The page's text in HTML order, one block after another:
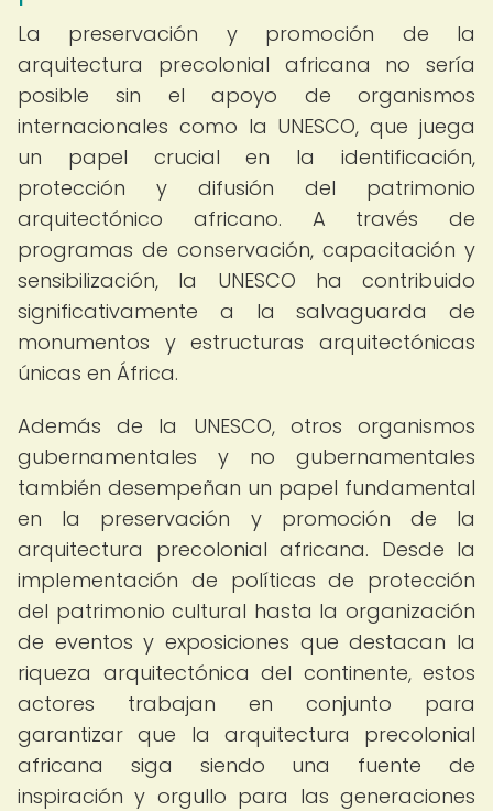
La preservación y promoción de la
arquitectura precolonial africana no sería
posible sin el apoyo de organismos
internacionales como la UNESCO, que juega
un papel crucial en la identificación,
protección y difusión del patrimonio
arquitectónico africano. A través de
programas de conservación, capacitación y
sensibilización, la UNESCO ha contribuido
significativamente a la salvaguarda de
monumentos y estructuras arquitectónicas
únicas en África.
Además de la UNESCO, otros organismos
gubernamentales y no gubernamentales
también desempeñan un papel fundamental
en la preservación y promoción de la
arquitectura precolonial africana. Desde la
implementación de políticas de protección
del patrimonio cultural hasta la organización
de eventos y exposiciones que destacan la
riqueza arquitectónica del continente, estos
actores trabajan en conjunto para
garantizar que la arquitectura precolonial
africana siga siendo una fuente de
inspiración y orgullo para las generaciones